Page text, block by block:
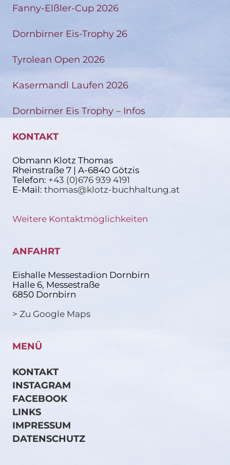
Fanny-Elßler-Cup 2026
Dornbirner Eis-Trophy 26
Tyrolean Open 2026
Kasermandl Laufen 2026
Dornbirner Eis Trophy – Infos
KONTAKT
Obmann Klotz Thomas
Rheinstraße 7 | A-6840 Götzis
Telefon: +43 (0)676 939 4191
E-Mail: thomas@klotz-buchhaltung.at
Weitere Kontaktmöglichkeiten
ANFAHRT
Eishalle Messestadion Dornbirn
Halle 6, Messestraße
6850 Dornbirn
> Zu Google Maps
MENÜ
KONTAKT
INSTAGRAM
FACEBOOK
LINKS
IMPRESSUM
DATENSCHUTZ